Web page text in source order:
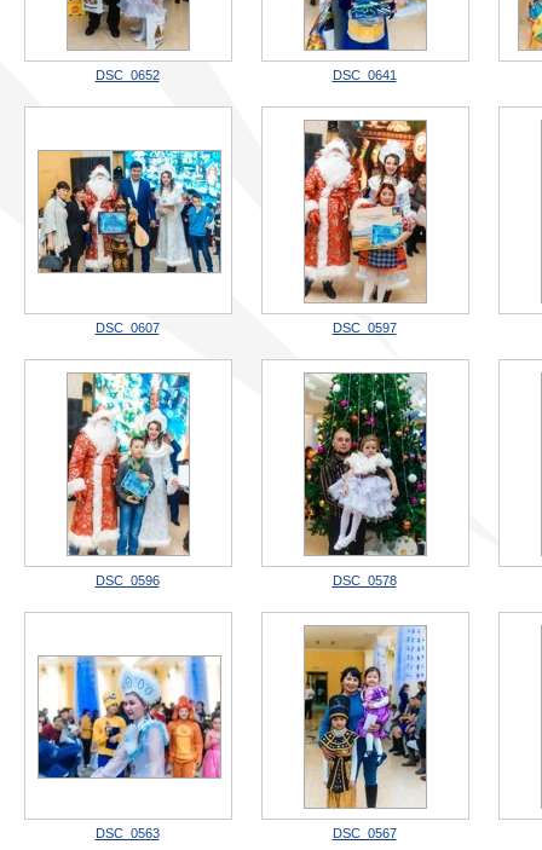
DSC_0652 DSC_0641
DSC_0607 DSC_0597
DSC_0596 DSC_0578
DSC_0563 DSC_0567